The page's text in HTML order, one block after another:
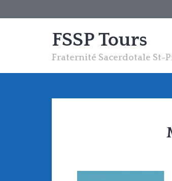
FSSP Tours
Fraternité Sacerdotale St-